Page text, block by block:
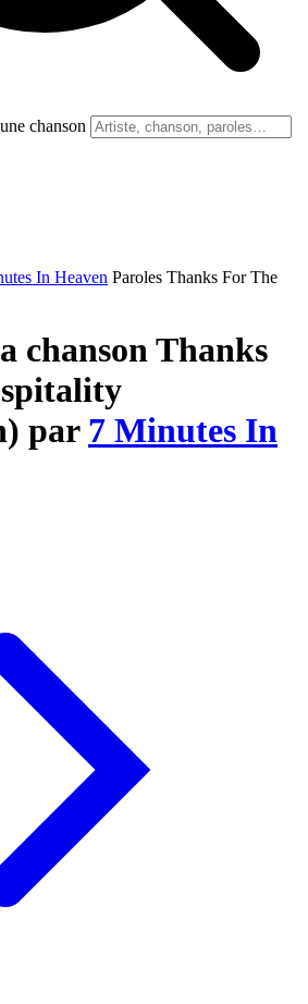
chanson
In Heaven Paroles Thanks For The
chanson Thanks
par 7 Minutes In